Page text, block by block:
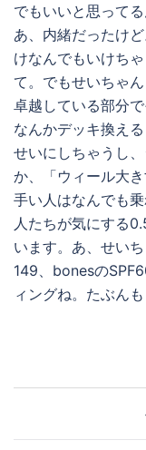
でもいいと思って
あ、内緒だったけ
けなんでもいけち
て。でもせいちゃ
卓越している部分
なんかデッキ換え
せいにしちゃうし
か、「ウィール大
手い人はなんでも
人たちが気にする
います。あ、せい
149、bonesの
ィングね。たぶん